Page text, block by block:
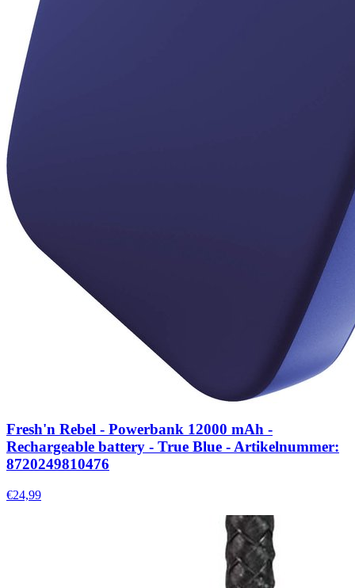
Fresh'n Rebel - Powerbank 12000 mAh -
Rechargeable battery - True Blue - Artikelnummer:
8720249810476
€24,99